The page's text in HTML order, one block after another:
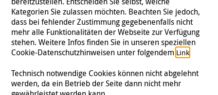
Folgen Sie uns
Kategorien Sie zulassen möchten. Beachten Sie jedoch,
dass bei fehlender Zustimmung gegebenenfalls nicht
mehr alle Funktionalitäten der Webseite zur Verfügung
stehen. Weitere Infos finden Sie in unseren speziellen
Cookie-Datenschutzhinweisen unter folgendem Link.
Technisch notwendige Cookies können nicht abgelehnt
werden, da ein Betrieb der Seite dann nicht mehr